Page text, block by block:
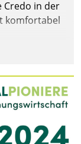
Credo in der
komfortabel